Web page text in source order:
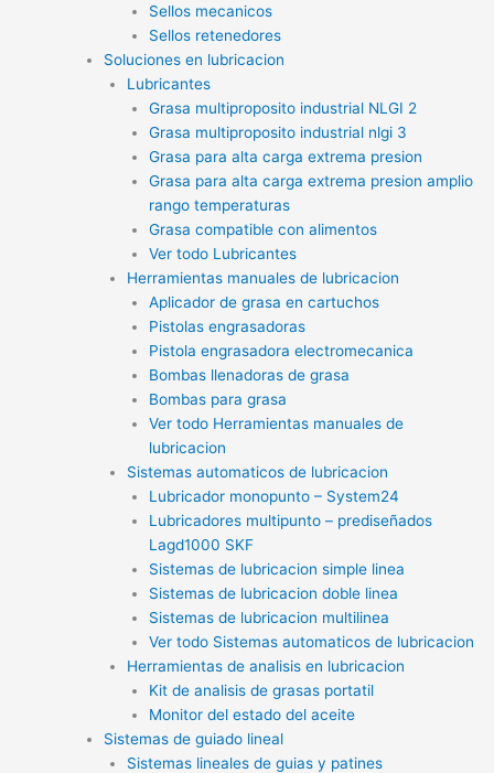
Sellos mecanicos
Sellos retenedores
Soluciones en lubricacion
Lubricantes
Grasa multiproposito industrial NLGI 2
Grasa multiproposito industrial nlgi 3
Grasa para alta carga extrema presion
Grasa para alta carga extrema presion amplio
rango temperaturas
Grasa compatible con alimentos
Ver todo Lubricantes
Herramientas manuales de lubricacion
Aplicador de grasa en cartuchos
Pistolas engrasadoras
Pistola engrasadora electromecanica
Bombas llenadoras de grasa
Bombas para grasa
Ver todo Herramientas manuales de
lubricacion
Sistemas automaticos de lubricacion
Lubricador monopunto – System24
Lubricadores multipunto – prediseñados
Lagd1000 SKF
Sistemas de lubricacion simple linea
Sistemas de lubricacion doble linea
Sistemas de lubricacion multilinea
Ver todo Sistemas automaticos de lubricacion
Herramientas de analisis en lubricacion
Kit de analisis de grasas portatil
Monitor del estado del aceite
Sistemas de guiado lineal
Sistemas lineales de guias y patines